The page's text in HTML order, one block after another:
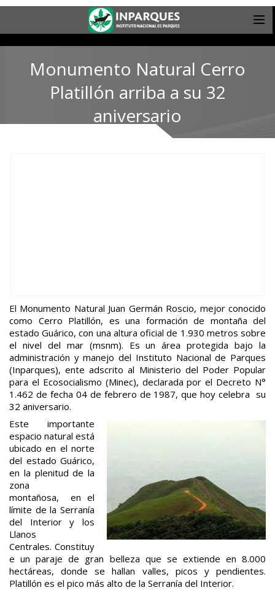
Monumento Natural Cerro
Platillón arriba a su 32
aniversario
El Monumento Natural Juan Germán Roscio, mejor conocido
como Cerro Platillón, es una formación de montaña del
estado Guárico, con una altura oficial de 1.930 metros sobre
el nivel del mar (msnm). Es un área protegida bajo la
administración y manejo del Instituto Nacional de Parques
(Inparques), ente adscrito al Ministerio del Poder Popular
para el Ecosocialismo (Minec), declarada por el Decreto N°
1.462 de fecha 04 de febrero de 1987, que hoy celebra su
32 aniversario.
Este importante
espacio natural está
ubicado en el norte
del estado Guárico,
en la plenitud de la
zona
montañosa, en el
límite de la Serranía
del Interior y los
Llanos
Centrales. Constituy
e un paraje de gran belleza que se extiende en 8.000
hectáreas, donde se hallan valles, picos y pendientes.
Platillón es el pico más alto de la Serranía del Interior.